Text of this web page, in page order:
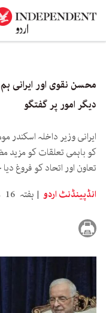
محسن نقوی اور ایرانی
دیگر امور پر گفتگو
ایرانی وزیر داخلہ اسکندر
کو باہمی تعلقات کو مزید
تعاون اور اتحاد کو فروغ
انڈپینڈنٹ اردو
ہفتہ 16 مئی 2026 14:00